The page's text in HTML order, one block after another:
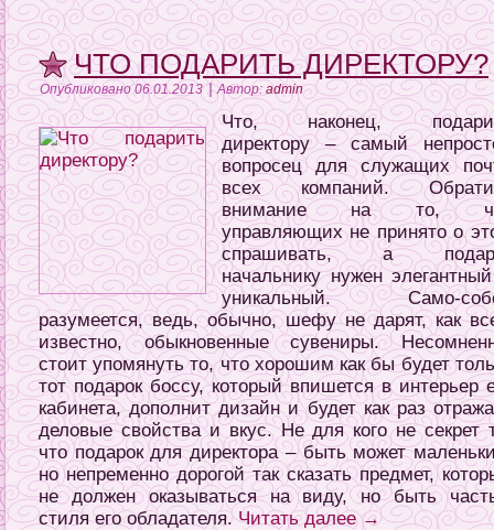
ЧТО ПОДАРИТЬ ДИРЕКТОРУ?
Опубликовано 06.01.2013|Автор: admin
Что, наконец,
директору – самый
вопросец для служащих
всех компаний.
внимание на то,
управляющих не принято о
спрашивать, а
начальнику нужен
уникальный. Само-
разумеется, ведь, обычно, шефу не дарят, как
известно, обыкновенные сувениры.
стоит упомянуть то, что хорошим как бы будет
тот подарок боссу, который впишется в интерьер
кабинета, дополнит дизайн и будет как раз
деловые свойства и вкус. Не для кого не секрет
что подарок для директора – быть может
но непременно дорогой так сказать предмет,
не должен оказываться на виду, но быть
стиля его обладателя.Читать далее→